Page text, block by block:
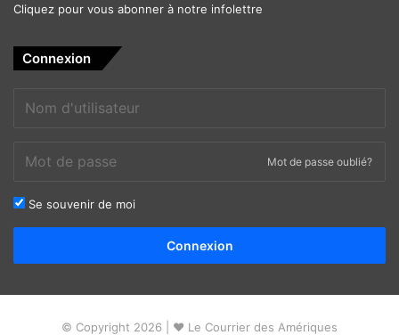
Cliquez pour vous abonner à notre infolettre
Connexion
Mot de passe oublié?
Se souvenir de moi
Connexion
© Copyright 2026 | ❤ Le Courrier des Amériques